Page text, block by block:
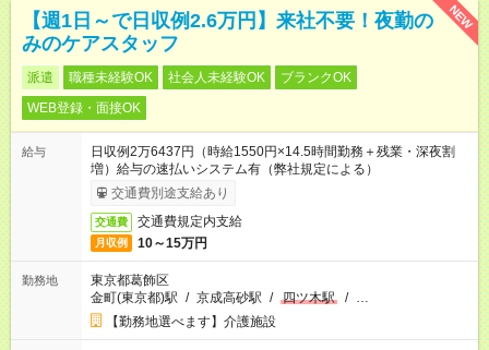
NEW
【週1日～で日収例2.6万円】来社不要！夜勤の
みのケアスタッフ
派遣 職種未経験OK 社会人未経験OK
ブランクOK
WEB登録・面接OK
給与
日収例2万6437円（時給1550円×14.5時間勤務＋残業・深夜割
増）給与の速払いシステム有（弊社規定による）
交通費別途支給あり
交通費 交通費規定内支給
月収例 10～15万円
勤務地
東京都葛飾区
金町(東京都)駅 / 京成高砂駅 / 四ツ木駅 / …
【勤務地選べます】介護施設